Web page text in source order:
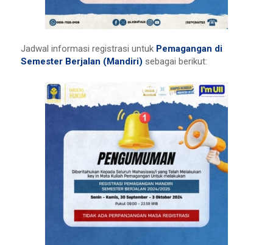
Jadwal informasi registrasi untuk Pemagangan di
Semester Berjalan (Mandiri) sebagai berikut: